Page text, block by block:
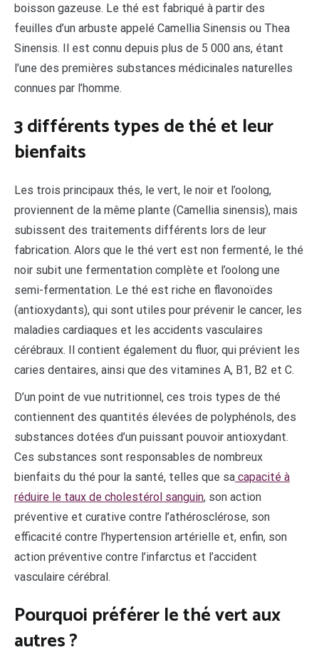
boisson gazeuse. Le thé est fabriqué à partir des
feuilles d’un arbuste appelé Camellia Sinensis ou Thea
Sinensis. Il est connu depuis plus de 5 000 ans, étant
l’une des premières substances médicinales naturelles
connues par l’homme.
3 différents types de thé et leur
bienfaits
Les trois principaux thés, le vert, le noir et l’oolong,
proviennent de la même plante (Camellia sinensis), mais
subissent des traitements différents lors de leur
fabrication. Alors que le thé vert est non fermenté, le thé
noir subit une fermentation complète et l’oolong une
semi-fermentation. Le thé est riche en flavonoïdes
(antioxydants), qui sont utiles pour prévenir le cancer, les
maladies cardiaques et les accidents vasculaires
cérébraux. Il contient également du fluor, qui prévient les
caries dentaires, ainsi que des vitamines A, B1, B2 et C.
D’un point de vue nutritionnel, ces trois types de thé
contiennent des quantités élevées de polyphénols, des
substances dotées d’un puissant pouvoir antioxydant.
Ces substances sont responsables de nombreux
bienfaits du thé pour la santé, telles que sa capacité à
réduire le taux de cholestérol sanguin, son action
préventive et curative contre l’athérosclérose, son
efficacité contre l’hypertension artérielle et, enfin, son
action préventive contre l’infarctus et l’accident
vasculaire cérébral.
Pourquoi préférer le thé vert aux
autres ?